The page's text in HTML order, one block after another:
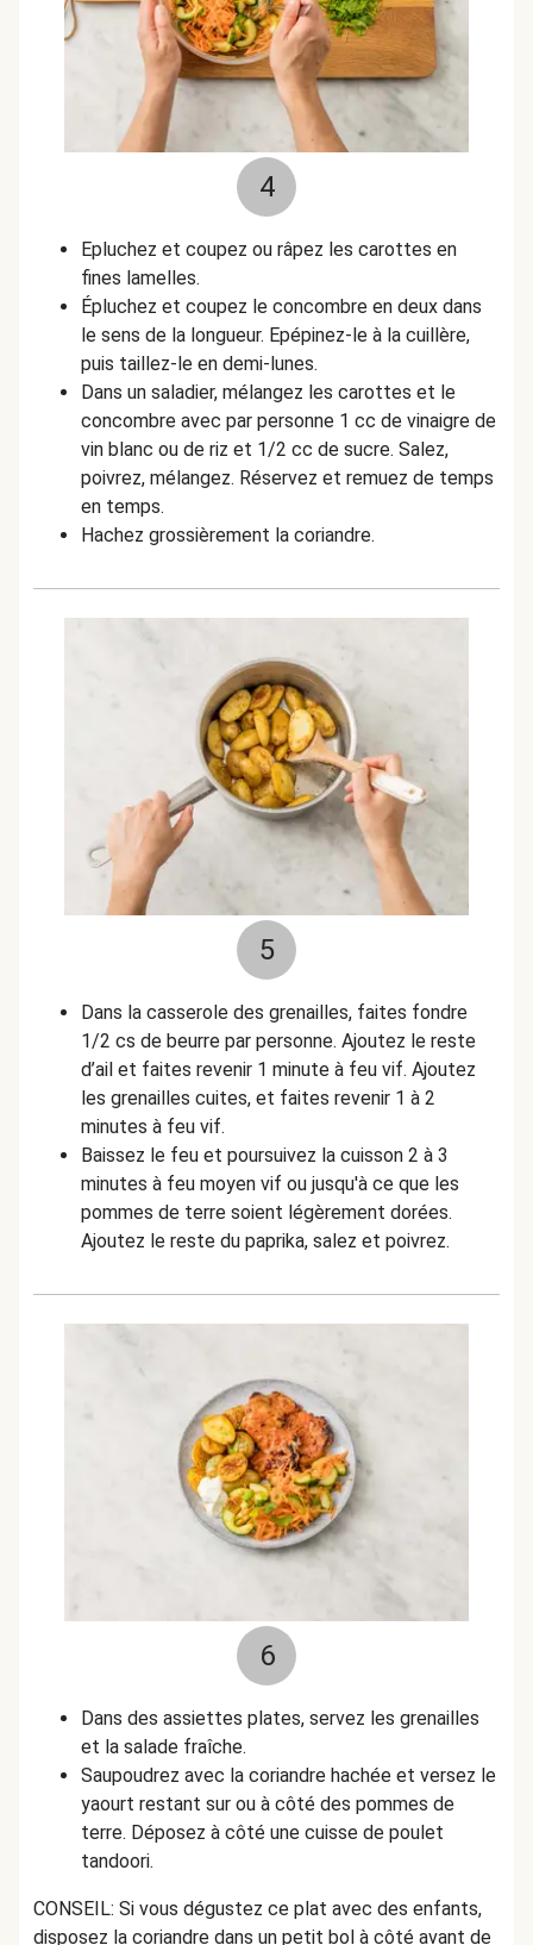
4
Epluchez et coupez ou râpez les carottes en
fines lamelles.
Épluchez et coupez le concombre en deux dans
le sens de la longueur. Epépinez-le à la cuillère,
puis taillez-le en demi-lunes.
Dans un saladier, mélangez les carottes et le
concombre avec par personne 1 cc de vinaigre de
vin blanc ou de riz et 1/2 cc de sucre. Salez,
poivrez, mélangez. Réservez et remuez de temps
en temps.
Hachez grossièrement la coriandre.
5
Dans la casserole des grenailles, faites fondre
1/2 cs de beurre par personne. Ajoutez le reste
d’ail et faites revenir 1 minute à feu vif. Ajoutez
les grenailles cuites, et faites revenir 1 à 2
minutes à feu vif.
Baissez le feu et poursuivez la cuisson 2 à 3
minutes à feu moyen vif ou jusqu'à ce que les
pommes de terre soient légèrement dorées.
Ajoutez le reste du paprika, salez et poivrez.
6
Dans des assiettes plates, servez les grenailles
et la salade fraîche.
Saupoudrez avec la coriandre hachée et versez le
yaourt restant sur ou à côté des pommes de
terre. Déposez à côté une cuisse de poulet
tandoori.
CONSEIL: Si vous dégustez ce plat avec des enfants,
disposez la coriandre dans un petit bol à côté avant de